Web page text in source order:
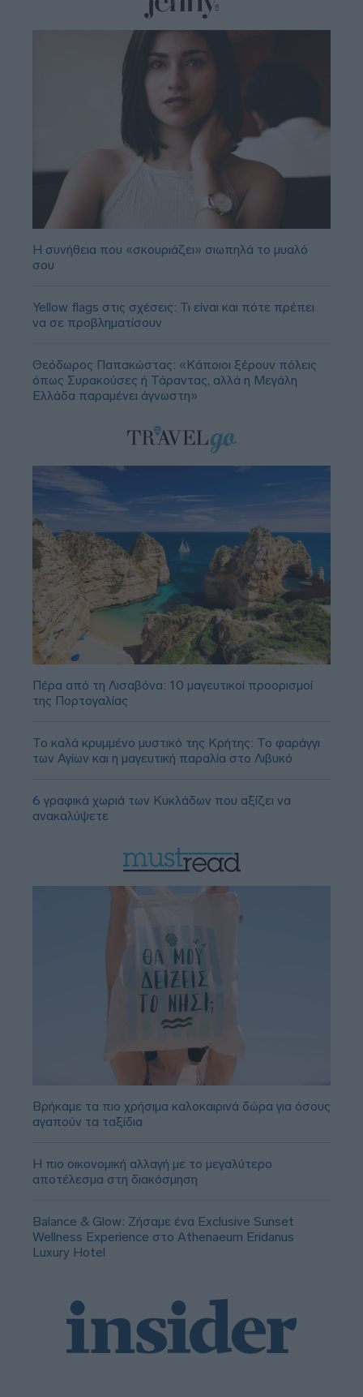
Η συνήθεια που «σκουριάζει» σιωπηλά το μυαλό
σου
Yellow flags στις σχέσεις: Τι είναι και πότε πρέπει
να σε προβληματίσουν
Θεόδωρος Παπακώστας: «Κάποιοι ξέρουν πόλεις
όπως Συρακούσες ή Τάραντας, αλλά η Μεγάλη
Ελλάδα παραμένει άγνωστη»
Πέρα από τη Λισαβόνα: 10 μαγευτικοί προορισμοί
της Πορτογαλίας
Το καλά κρυμμένο μυστικό της Κρήτης: Το φαράγγι
των Αγίων και η μαγευτική παραλία στο Λιβυκό
6 γραφικά χωριά των Κυκλάδων που αξίζει να
ανακαλύψετε
Βρήκαμε τα πιο χρήσιμα καλοκαιρινά δώρα για όσους
αγαπούν τα ταξίδια
Η πιο οικονομική αλλαγή με το μεγαλύτερο
αποτέλεσμα στη διακόσμηση
Balance & Glow: Ζήσαμε ένα Exclusive Sunset
Wellness Experience στο Athenaeum Eridanus
Luxury Hotel